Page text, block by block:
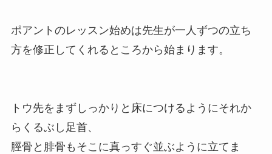
ポアントのレッスン始めは先生が一人ずつの立ち
方を修正してくれるところから始まります。
トウ先をまずしっかりと床につけるようにそれか
らくるぶし足首、
脛骨と腓骨もそこに真っすぐ並ぶように立てま